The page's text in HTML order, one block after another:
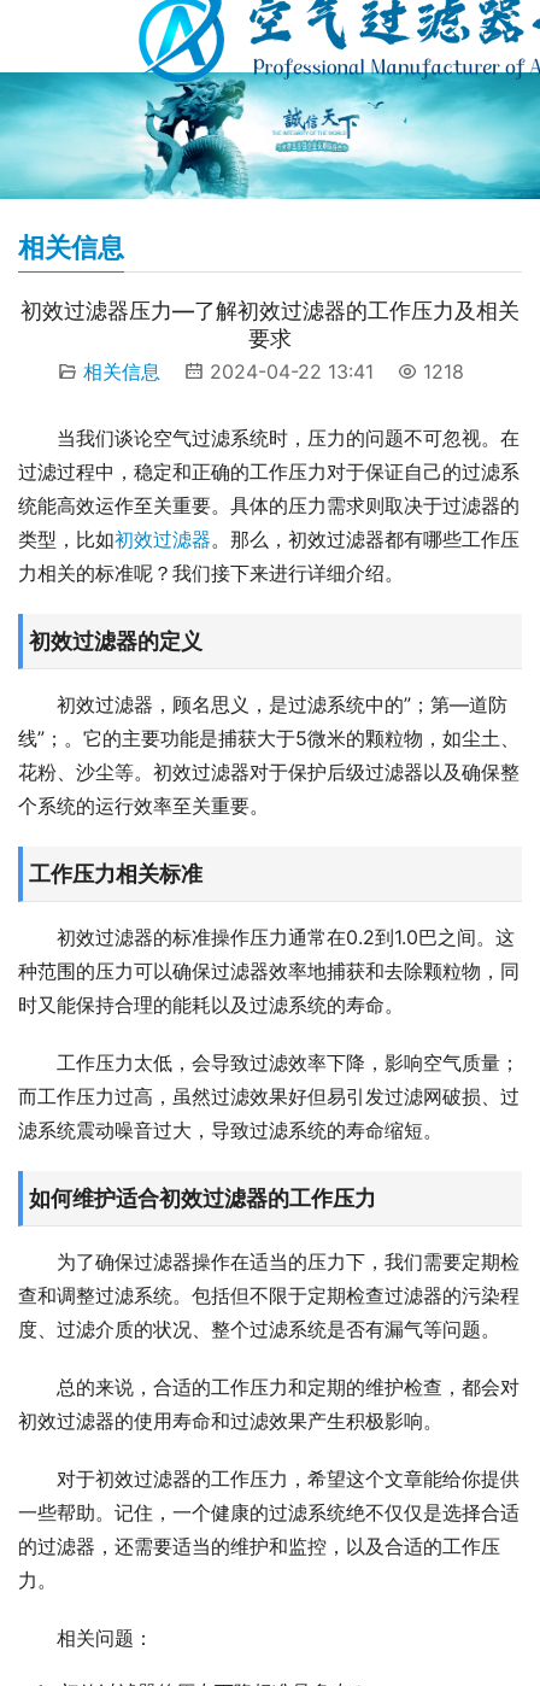
相关信息
初效过滤器压力—了解初效过滤器的工作压力及相关
要求
相关信息 2024-04-22 13:41 1218
当我们谈论空气过滤系统时，压力的问题不可忽视。在
过滤过程中，稳定和正确的工作压力对于保证自己的过滤系
统能高效运作至关重要。具体的压力需求则取决于过滤器的
类型，比如初效过滤器。那么，初效过滤器都有哪些工作压
力相关的标准呢？我们接下来进行详细介绍。
初效过滤器的定义
初效过滤器，顾名思义，是过滤系统中的”；第—道防
线”；。它的主要功能是捕获大于5微米的颗粒物，如尘土、
花粉、沙尘等。初效过滤器对于保护后级过滤器以及确保整
个系统的运行效率至关重要。
工作压力相关标准
初效过滤器的标准操作压力通常在0.2到1.0巴之间。这
种范围的压力可以确保过滤器效率地捕获和去除颗粒物，同
时又能保持合理的能耗以及过滤系统的寿命。
工作压力太低，会导致过滤效率下降，影响空气质量；
而工作压力过高，虽然过滤效果好但易引发过滤网破损、过
滤系统震动噪音过大，导致过滤系统的寿命缩短。
如何维护适合初效过滤器的工作压力
为了确保过滤器操作在适当的压力下，我们需要定期检
查和调整过滤系统。包括但不限于定期检查过滤器的污染程
度、过滤介质的状况、整个过滤系统是否有漏气等问题。
总的来说，合适的工作压力和定期的维护检查，都会对
初效过滤器的使用寿命和过滤效果产生积极影响。
对于初效过滤器的工作压力，希望这个文章能给你提供
一些帮助。记住，一个健康的过滤系统绝不仅仅是选择合适
的过滤器，还需要适当的维护和监控，以及合适的工作压
力。
相关问题：